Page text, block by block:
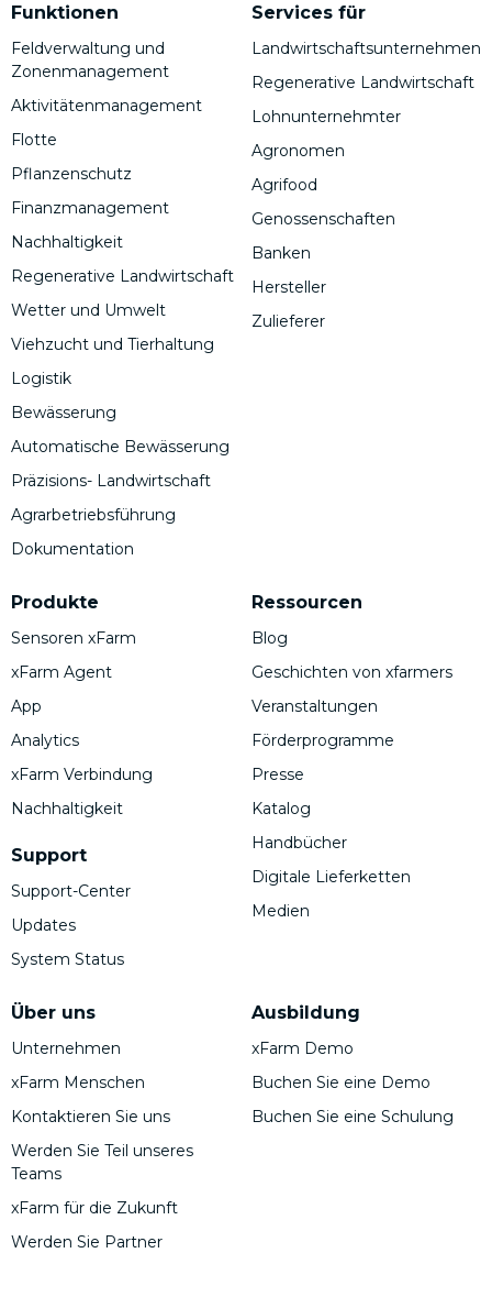
Funktionen
Feldverwaltung und
Zonenmanagement
Aktivitätenmanagement
Flotte
Pflanzenschutz
Finanzmanagement
Nachhaltigkeit
Regenerative Landwirtschaft
Wetter und Umwelt
Viehzucht und Tierhaltung
Logistik
Bewässerung
Automatische Bewässerung
Präzisions- Landwirtschaft
Agrarbetriebsführung
Dokumentation
Produkte
Sensoren xFarm
xFarm Agent
App
Analytics
xFarm Verbindung
Nachhaltigkeit
Support
Support-Center
Updates
System Status
Services für
Landwirtschaftsunternehmen
Regenerative Landwirtschaft
Lohnunternehmter
Agronomen
Agrifood
Genossenschaften
Banken
Hersteller
Zulieferer
Über uns
Unternehmen
xFarm Menschen
Kontaktieren Sie uns
Werden Sie Teil unseres
Teams
xFarm für die Zukunft
Werden Sie Partner
Ressourcen
Blog
Geschichten von xfarmers
Veranstaltungen
Förderprogramme
Presse
Katalog
Handbücher
Digitale Lieferketten
Medien
Ausbildung
xFarm Demo
Buchen Sie eine Demo
Buchen Sie eine Schulung